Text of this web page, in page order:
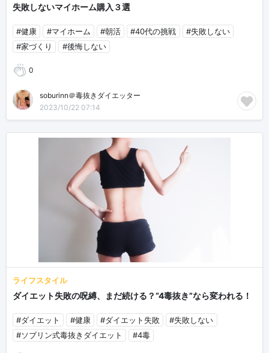
失敗しないマイホーム購入３選
#健康 #マイホーム #朝活 #40代の挑戦
#失敗しない
#家づくり
#後悔しない
0
soburinn＠毒抜きダイエッター
2023/10/22 07:14
ライフスタイル
ダイエット失敗の呪縛、まだ続ける？“4毒抜き”なら変われる！
#ダイエット #健康 #ダイエット失敗
#失敗しない
#ソブリン式毒抜きダイエット
#4毒